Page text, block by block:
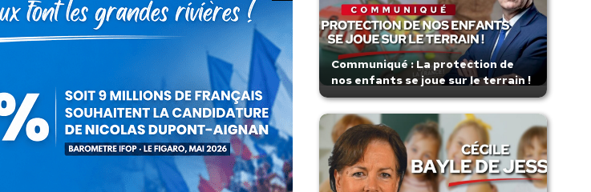
Communiqué : La protection de
nos enfants se joue sur le terrain !